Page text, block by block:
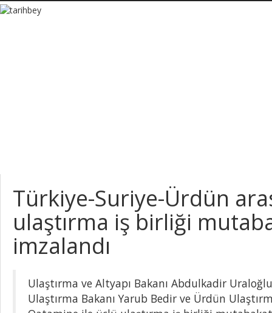
Türkiye-Suriye-Ürdün
ulaştırma iş birliği
imzalandı
Ulaştırma ve Altyapı Bakanı Abdulkadir
Ulaştırma Bakanı Yarub Bedir ve Ürdün